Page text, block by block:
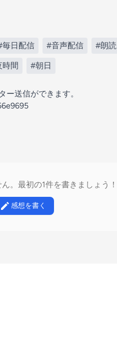
毎日配信 #音声配信 #朗読
時間
#朝日
送信ができます。
。最初の1件を書きましょう！
感想を書く